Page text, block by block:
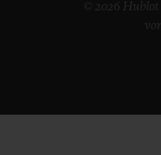
© 2026